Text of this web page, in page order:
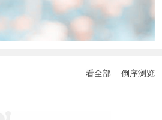
看全部 倒序浏览